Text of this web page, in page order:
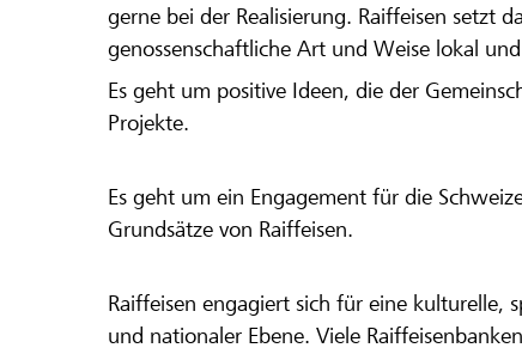
gerne bei der Realisierung. Raiffeisen setzt
genossenschaftliche Art und Weise lokal
Es geht um positive Ideen, die der
Projekte.
Es geht um ein Engagement für die
Grundsätze von Raiffeisen.
Raiffeisen engagiert sich für eine kulturelle,
und nationaler Ebene. Viele